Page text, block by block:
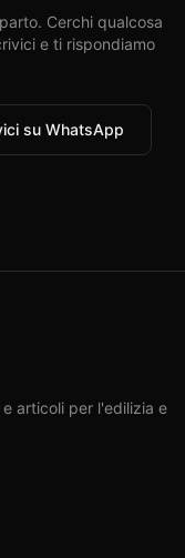
Cerchi qualcosa
e ti rispondiamo
su WhatsApp
articoli per l'edilizia e